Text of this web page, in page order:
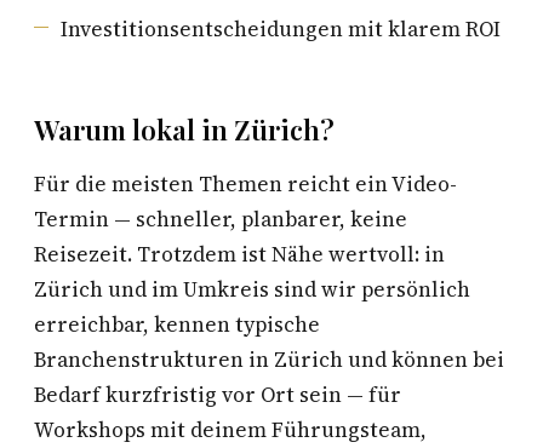
Investitionsentscheidungen mit klarem ROI
Warum lokal in Zürich?
Für die meisten Themen reicht ein Video-
Termin — schneller, planbarer, keine
Reisezeit. Trotzdem ist Nähe wertvoll: in
Zürich und im Umkreis sind wir persönlich
erreichbar, kennen typische
Branchenstrukturen in Zürich und können bei
Bedarf kurzfristig vor Ort sein — für
Workshops mit deinem Führungsteam,